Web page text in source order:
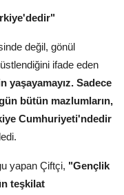
değil, gönül
ifade eden
yaşayamayız. Sadece
bütün mazlumların,
Cumhuriyeti'ndedir
yapan Çiftçi, "Gençlik
teşkilat